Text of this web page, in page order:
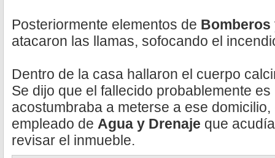
Posteriormente elementos de Bomberos
atacaron las llamas, sofocando el
Dentro de la casa hallaron el cuerpo
Se dijo que el fallecido probablemente
acostumbraba a meterse a ese
empleado de Agua y Drenaje que
revisar el inmueble.